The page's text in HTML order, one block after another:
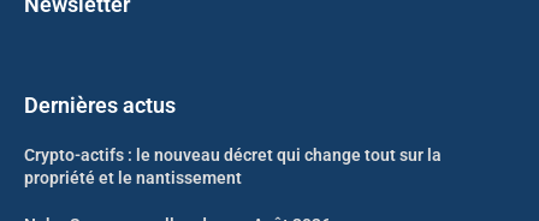
Dernières actus
Crypto-actifs : le nouveau décret qui change tout sur la
propriété et le nantissement